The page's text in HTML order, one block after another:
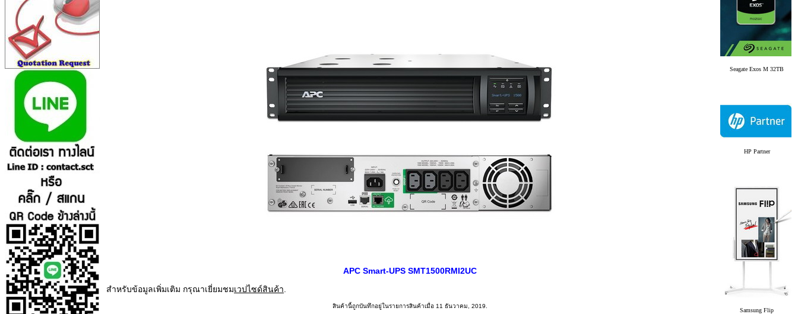
APC Smart-UPS SMT1500RMI2UC
สำหรับข้อมูลเพิ่มเติม กรุณาเยี่ยมชมเวปไซด์สินค้า
สินค้านี้ถูกบันทึกอยู่ในรายการสินค้าเมื่อ 11 ธันวาคม, 2019.
Seagate Exos M 32TB
HP Partner
Samsung Flip